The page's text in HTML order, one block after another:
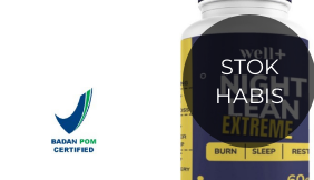
STOK
HABIS